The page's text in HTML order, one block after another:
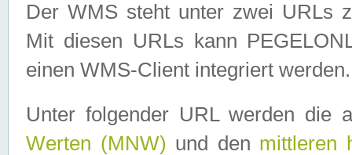
Der WMS steht unter zwei URLs
Mit diesen URLs kann
einen WMS-Client integriert werden.
Unter folgender URL werden die
Werten (MNW) und den mittleren